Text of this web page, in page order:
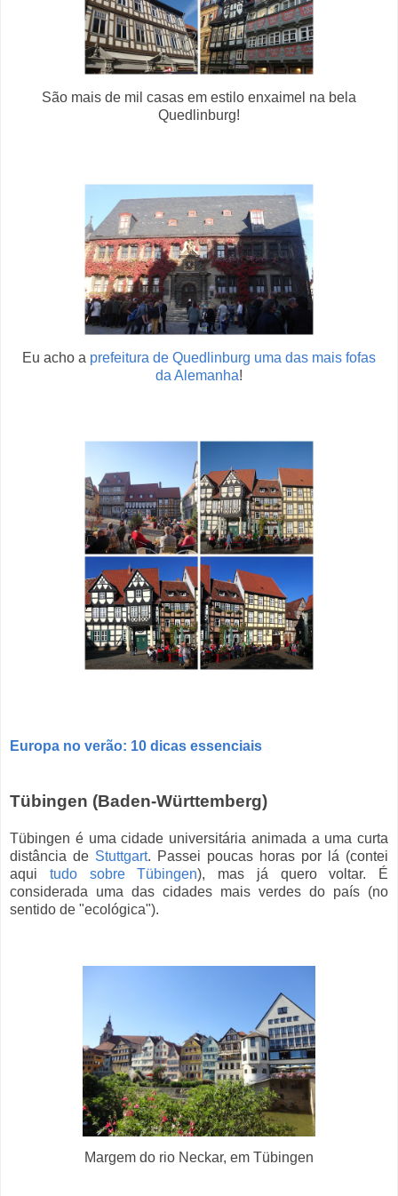
São mais de mil casas em estilo enxaimel na bela
Quedlinburg!
Eu acho a prefeitura de Quedlinburg uma das mais fofas
da Alemanha!
Europa no verão: 10 dicas essenciais
Tübingen (Baden-Württemberg)
Tübingen é uma cidade universitária animada a uma curta
distância de Stuttgart. Passei poucas horas por lá (contei
aqui tudo sobre Tübingen), mas já quero voltar. É
considerada uma das cidades mais verdes do país (no
sentido de "ecológica").
Margem do rio Neckar, em Tübingen